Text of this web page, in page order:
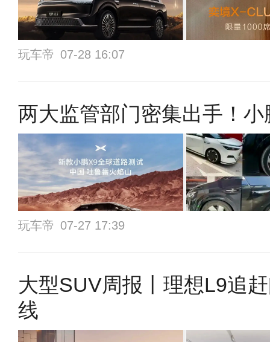
玩车帝 07-28 16:07
两大监管部门密集出手！小
玩车帝 07-27 17:39
大型SUV周报丨理想L9追
线